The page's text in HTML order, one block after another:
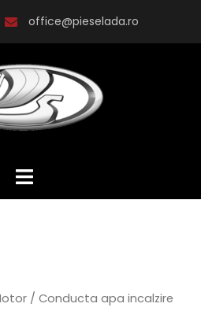
office@pieselada.ro
/ Conducta apa incalzire